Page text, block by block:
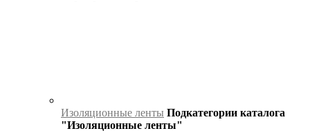
Изоляционные ленты Подкатегории каталога
"Изоляционные ленты"